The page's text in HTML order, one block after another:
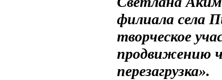
филиала села
творческое
продвижению
перезагрузка».